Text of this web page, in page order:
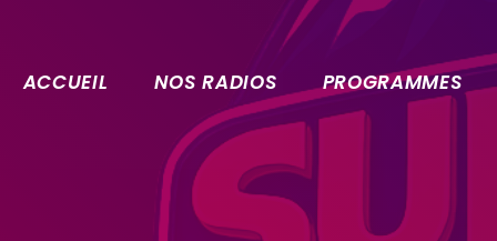
ACCUEIL NOS RADIOS PROGRAMMES